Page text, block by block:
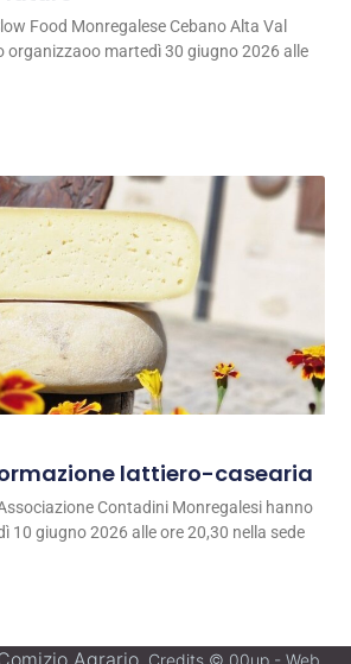
Food Monregalese Cebano Alta Val
organizzaoo martedì 30 giugno 2026 alle
lattiero-casearia
Contadini Monregalesi hanno
10 giugno 2026 alle ore 20,30 nella sede
Agrario . Credits © 00up - Web